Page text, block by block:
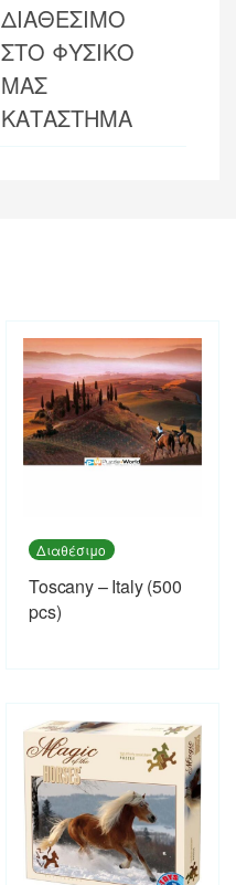
ΔΙΑΘΕΣΙΜΟ
ΣΤΟ ΦΥΣΙΚΟ
ΜΑΣ
ΚΑΤΑΣΤΗΜΑ
Διαθέσιμο
Toscany – Italy (500
pcs)